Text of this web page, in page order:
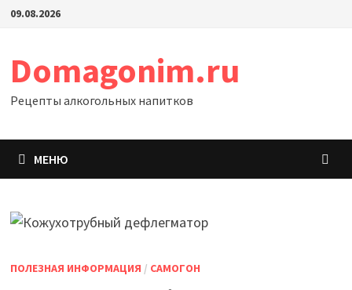
Перейти
09.08.2026
Domagonim.ru
Рецепты алкогольных напитков
МЕНЮ
ПОЛЕЗНАЯ ИНФОРМАЦИЯ / САМОГОН